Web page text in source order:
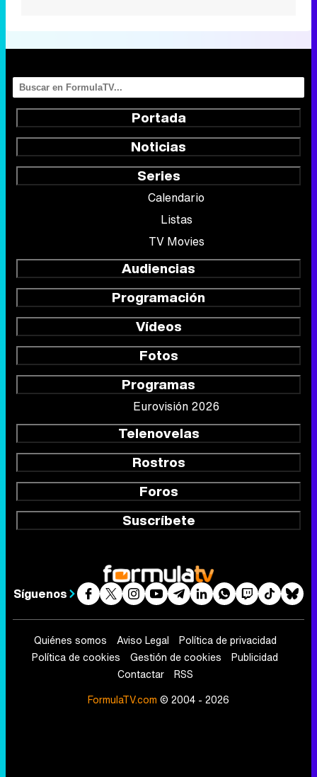
Portada
Noticias
Series
Calendario
Listas
TV Movies
Audiencias
Programación
Vídeos
Fotos
Programas
Eurovisión 2026
Telenovelas
Rostros
Foros
Suscríbete
Síguenos
Quiénes somos Aviso Legal
Política de privacidad
Política de cookies
Gestión de cookies
Publicidad
Contactar
RSS
FormulaTV.com © 2004 - 2026